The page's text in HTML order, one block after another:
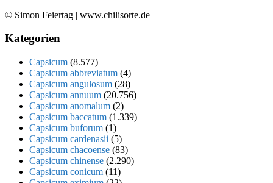
© Simon Feiertag | www.chilisorte.de
Kategorien
Capsicum (8.577)
Capsicum abbreviatum (4)
Capsicum angulosum (28)
Capsicum annuum (20.756)
Capsicum anomalum (2)
Capsicum baccatum (1.339)
Capsicum buforum (1)
Capsicum cardenasii (5)
Capsicum chacoense (83)
Capsicum chinense (2.290)
Capsicum conicum (11)